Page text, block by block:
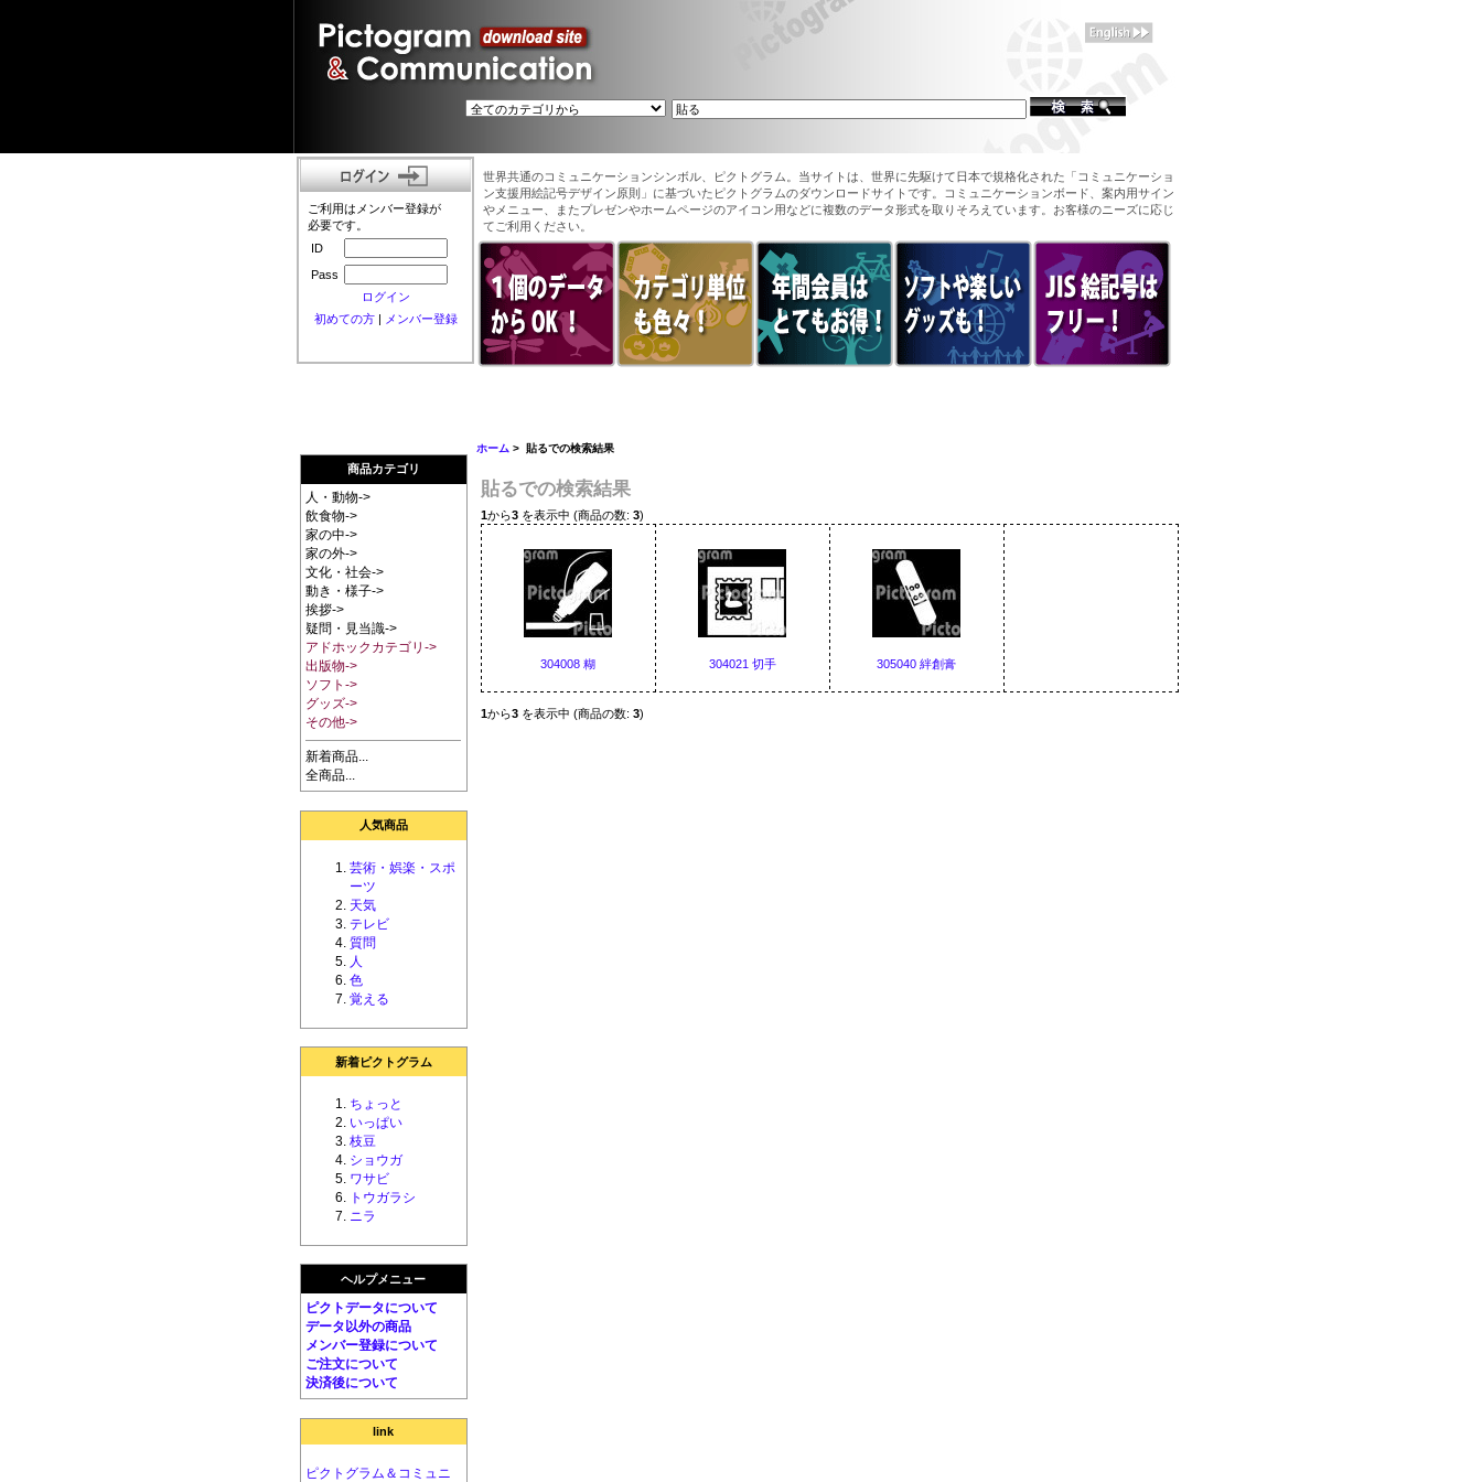
ご利用はメンバー登録が
必要です。
ID
Pass
ログイン
初めての方| メンバー登録
世界共通のコミュニケーションシンボル、ピクトグラム。当サイトは、世界に先駆けて日本で規格化された「コミュニケーショ
ン支援用絵記号デザイン原則」に基づいたピクトグラムのダウンロードサイトです。コミュニケーションボード、案内用サイン
やメニュー、またプレゼンやホームページのアイコン用などに複数のデータ形式を取りそろえています。お客様のニーズに応じ
てご利用ください。
商品カテゴリ
人・動物->
飲食物->
家の中->
家の外->
文化・社会->
動き・様子->
挨拶->
疑問・見当識->
アドホックカテゴリ->
出版物->
ソフト->
グッズ->
その他->
新着商品...
全商品...
人気商品
芸術・娯楽・スポ
ーツ
天気
テレビ
質問
人
色
覚える
新着ピクトグラム
ちょっと
いっぱい
枝豆
ショウガ
ワサビ
トウガラシ
ニラ
ヘルプメニュー
ピクトデータについて
データ以外の商品
メンバー登録について
ご注文について
決済後について
link
ピクトグラム＆コミュニ
ホーム > 貼るでの検索結果
貼るでの検索結果
1から3を表示中 (商品の数: 3)
304008 糊 304021 切手 305040 絆創膏
1から3を表示中 (商品の数: 3)